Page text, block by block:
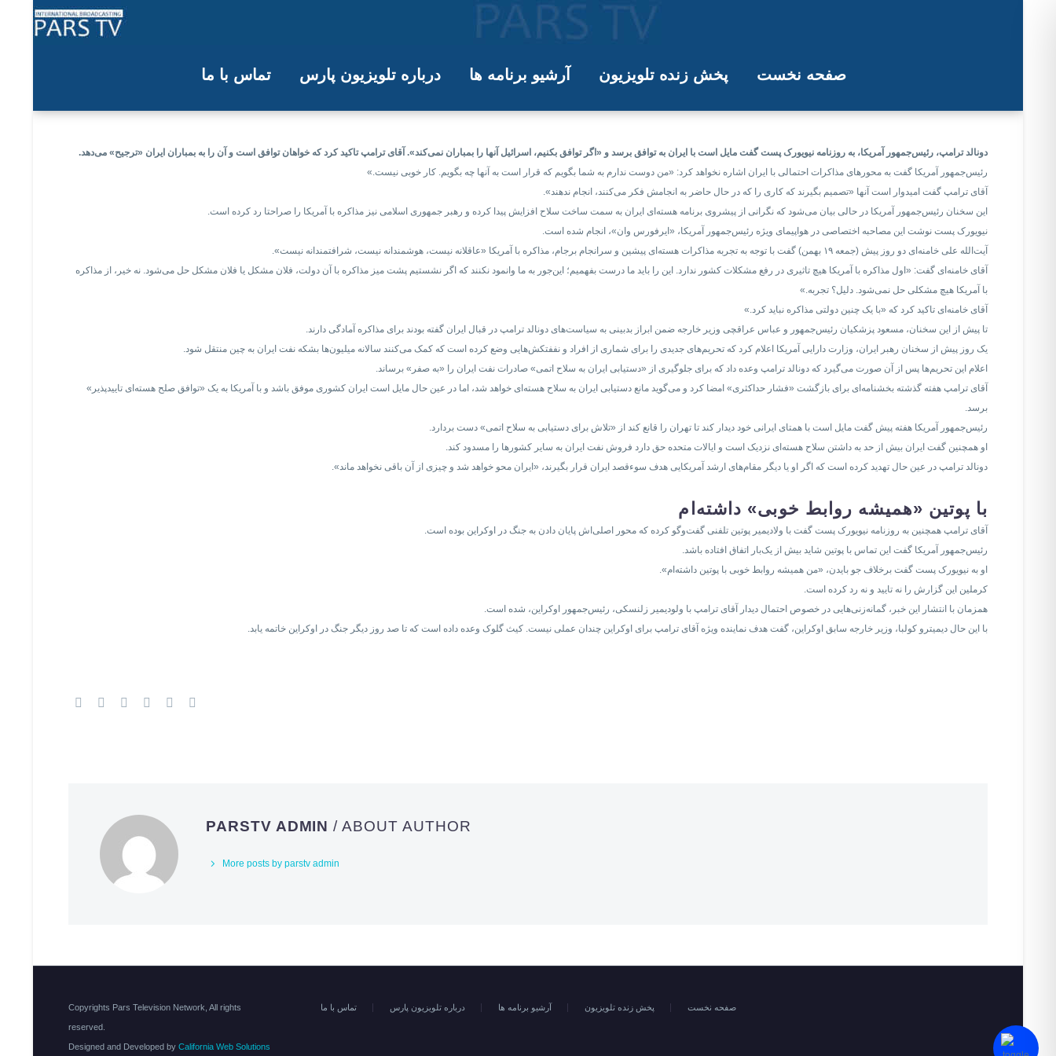
تماس با ما درباره تلویزیون پارس آرشیو برنامه ها پخش زنده تلویزیون صفحه نخست
ترامپ: اگر به توافق برسیم، اسرائیل ایران را بمباران نخواهد کرد
دونالد ترامپ، رئیس‌جمهور آمریکا، به روزنامه نیویورک پست گفت مایل است با ایران به توافق برسد و «اگر توافق بکنیم، اسرائیل آنها را بمباران نمی‌کند». آقای ترامپ تاکید کرد که خواهان توافق است و آن را به بمباران ایران «ترجیح» می‌دهد.
رئیس‌جمهور آمریکا گفت به محورهای مذاکرات احتمالی با ایران اشاره نخواهد کرد: «من دوست ندارم به شما بگویم که قرار است به آنها چه بگویم. کار خوبی نیست.»
آقای ترامپ گفت امیدوار است آنها «تصمیم بگیرند که کاری را که در حال حاضر به انجامش فکر می‌کنند، انجام ندهند».
این سخنان رئیس‌جمهور آمریکا در حالی بیان می‌شود که نگرانی‌ از پیشروی برنامه هسته‌ای ایران به سمت ساخت سلاح افزایش پیدا کرده و رهبر جمهوری اسلامی نیز مذاکره با آمریکا را صراحتا رد کرده است.
نیویورک پست نوشت این مصاحبه اختصاصی در هواپیمای ویژه رئیس‌جمهور آمریکا، «ایرفورس وان»، انجام شده است.
آیت‌الله علی خامنه‌ای دو روز پیش (جمعه ۱۹ بهمن) گفت با توجه به تجربه مذاکرات هسته‌ای پیشین و سرانجام برجام، مذاکره با آمریکا «عاقلانه نیست، هوشمندانه نیست، شرافتمندانه نیست».
آقای خامنه‌ای گفت: «اول مذاکره با آمریکا هیچ تاثیری در رفع مشکلات کشور ندارد. این را باید ما درست بفهمیم؛ این‌جور به ما وانمود نکنند که اگر نشستیم پشت میز مذاکره با آن دولت، فلان مشکل یا فلان مشکل حل می‌شود. نه خیر، از مذاکره
با آمریکا هیچ مشکلی حل نمی‌شود. دلیل؟ تجربه.»
آقای خامنه‌ای تاکید کرد که «با یک چنین دولتی مذاکره نباید کرد.»
تا پیش از این سخنان، مسعود پزشکیان رئیس‌جمهور و عباس عراقچی وزیر خارجه ضمن ابراز بدبینی به سیاست‌های دونالد ترامپ در قبال ایران گفته‌ بودند برای مذاکره آمادگی دارند.
یک روز پیش از سخنان رهبر ایران، وزارت دارایی آمریکا اعلام کرد که تحریم‌های جدیدی را برای شماری از افراد و نففتکش‌هایی وضع کرده است که کمک می‌کنند سالانه میلیون‌ها بشکه نفت ایران به چین منتقل شود.
اعلام این تحریم‌ها پس از آن صورت می‌گیرد که دونالد ترامپ وعده داد که برای جلوگیری از «دستیابی ایران به سلاح اتمی» صادرات نفت ایران را «به صفر» برساند.
آقای ترامپ هفته گذشته بخشنامه‌ای برای بازگشت «فشار حداکثری» امضا کرد و می‌گوید مانع دستیابی ایران به سلاح هسته‌ای خواهد شد، اما در عین حال مایل است ایران کشوری موفق باشد و با آمریکا به یک «توافق صلح هسته‌ای تاییدپذیر»
برسد.
رئیس‌جمهور آمریکا هفته پیش گفت مایل است با همتای ایرانی خود دیدار کند تا تهران را قانع کند از «تلاش برای دستیابی به سلاح اتمی» دست بردارد.
او همچنین گفت ایران بیش از حد به داشتن سلاح هسته‌ای نزدیک است و ایالات متحده حق دارد فروش نفت ایران به سایر کشورها را مسدود کند.
دونالد ترامپ در عین حال تهدید کرده است که اگر او یا دیگر مقام‌های ارشد آمریکایی هدف سوءقصد ایران قرار بگیرند، «ایران محو خواهد شد و چیزی از آن باقی نخواهد ماند».
با پوتین «همیشه روابط خوبی» داشته‌ام
آقای ترامپ همچنین به روزنامه نیویورک پست گفت با ولادیمیر پوتین تلفنی گفت‌وگو کرده که محور اصلی‌اش پایان دادن به جنگ در اوکراین بوده است.
رئیس‌جمهور آمریکا گفت این تماس با پوتین شاید بیش از یک‌بار اتفاق افتاده باشد.
او به نیویورک پست گفت برخلاف جو بایدن، «من همیشه روابط خوبی با پوتین داشته‌ام».
کرملین این گزارش را نه تایید و نه رد کرده است.
همزمان با انتشار این خبر، گمانه‌زنی‌هایی در خصوص احتمال دیدار آقای ترامپ با ولودیمیر زلنسکی، رئیس‌جمهور اوکراین، شده است.
با این حال دیمیترو کولبا، وزیر خارجه سابق اوکراین، گفت هدف نماینده ویژه آقای ترامپ برای اوکراین چندان عملی نیست. کیث گلوک وعده داده است که تا صد روز دیگر جنگ در اوکراین خاتمه یابد.
PARSTV ADMIN/ ABOUT AUTHOR
More posts by parstv admin
تماس با ما درباره تلویزیون پارس آرشیو برنامه ها پخش زنده تلویزیون صفحه نخست Copyrights Pars Television Network, All rights
reserved.
Designed and Developed by California Web Solutions